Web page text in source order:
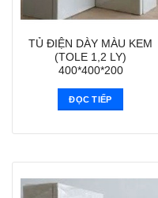
TỦ ĐIỆN DÀY MÀU KEM
(TOLE 1,2 LY)
400*400*200
ĐỌC TIẾP